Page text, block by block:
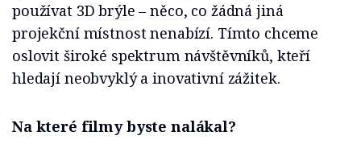
používat 3D brýle – něco, co žádná jiná
projekční místnost nenabízí. Tímto chceme
oslovit široké spektrum návštěvníků, kteří
hledají neobvyklý a inovativní zážitek.
Na které filmy byste nalákal?